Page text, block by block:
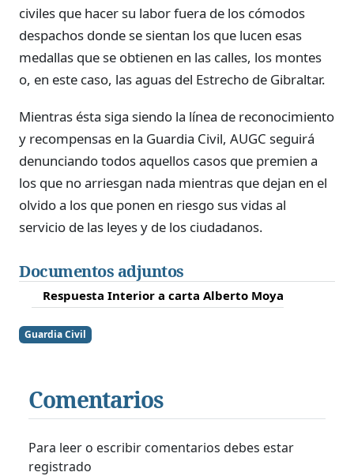
civiles que hacer su labor fuera de los cómodos
despachos donde se sientan los que lucen esas
medallas que se obtienen en las calles, los montes
o, en este caso, las aguas del Estrecho de Gibraltar.
Mientras ésta siga siendo la línea de reconocimiento
y recompensas en la Guardia Civil, AUGC seguirá
denunciando todos aquellos casos que premien a
los que no arriesgan nada mientras que dejan en el
olvido a los que ponen en riesgo sus vidas al
servicio de las leyes y de los ciudadanos.
Documentos adjuntos
Respuesta Interior a carta Alberto Moya
Guardia Civil
Comentarios
Para leer o escribir comentarios debes estar
registrado